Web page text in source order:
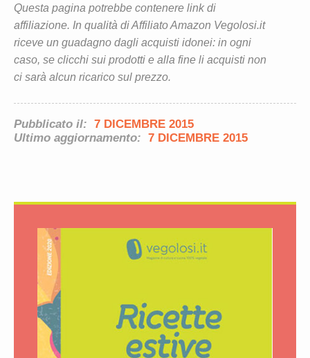
Questa pagina potrebbe contenere link di
affiliazione. In qualità di Affiliato Amazon Vegolosi.it
riceve un guadagno dagli acquisti idonei: in ogni
caso, se clicchi sui prodotti e alla fine li acquisti non
ci sarà alcun ricarico sul prezzo.
Pubblicato il: 7 DICEMBRE 2015
Ultimo aggiornamento: 7 DICEMBRE 2015